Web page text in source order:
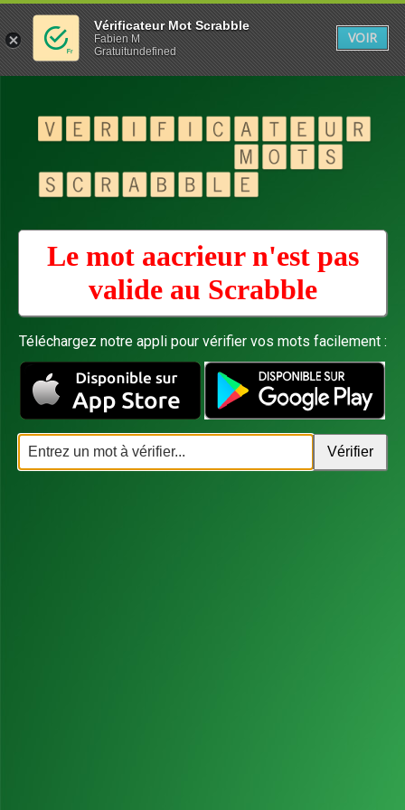
Le mot aacrieur n'est pas
valide au Scrabble
Téléchargez notre appli pour vérifier vos mots facilement :
Vérificateur Mot Scrabble
Fabien M
Gratuitundefined
VOIR